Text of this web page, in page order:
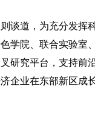
谈道，为充分发挥
学院、联合实验室
研究平台，支持前
企业在东部新区成